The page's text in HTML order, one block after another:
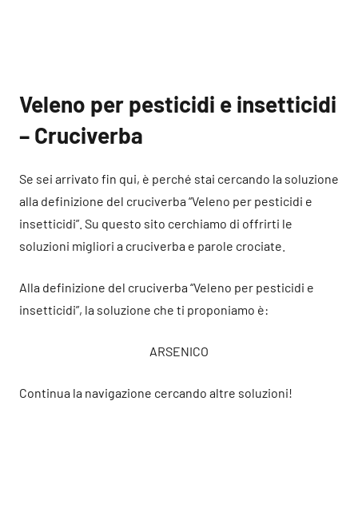
Veleno per pesticidi e insetticidi
– Cruciverba
Se sei arrivato fin qui, è perché stai cercando la soluzione
alla definizione del cruciverba “Veleno per pesticidi e
insetticidi”. Su questo sito cerchiamo di offrirti le
soluzioni migliori a cruciverba e parole crociate.
Alla definizione del cruciverba “Veleno per pesticidi e
insetticidi”, la soluzione che ti proponiamo è:
ARSENICO
Continua la navigazione cercando altre soluzioni!